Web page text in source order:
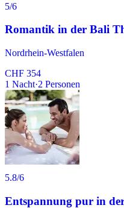
5/6
Romantik in der Bali
Nordrhein-Westfalen
CHF 354
1 Nacht·2 Personen
5.8/6
Entspannung pur in